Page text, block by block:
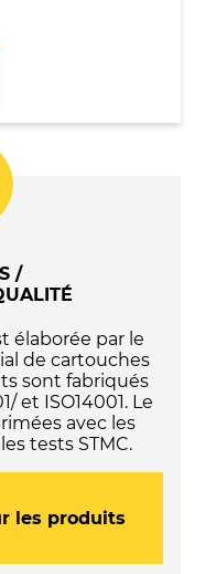
/
élaborée par le
de cartouches
sont fabriqués
et ISO14001. Le
avec les
tests STMC.
les produits